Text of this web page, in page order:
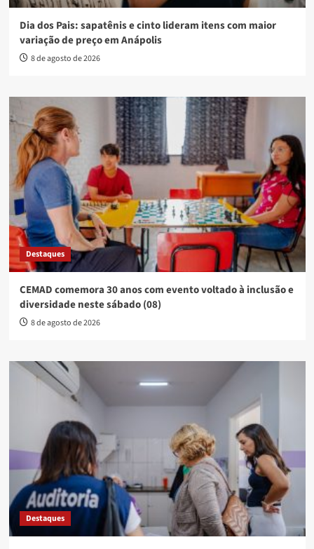
Destaques
Anápolis avança no combate à dengue com nova etapa do
Método Wolbachia
8 de agosto de 2026
Dia dos Pais: sapatênis e cinto lideram itens com maior
variação de preço em Anápolis
8 de agosto de 2026